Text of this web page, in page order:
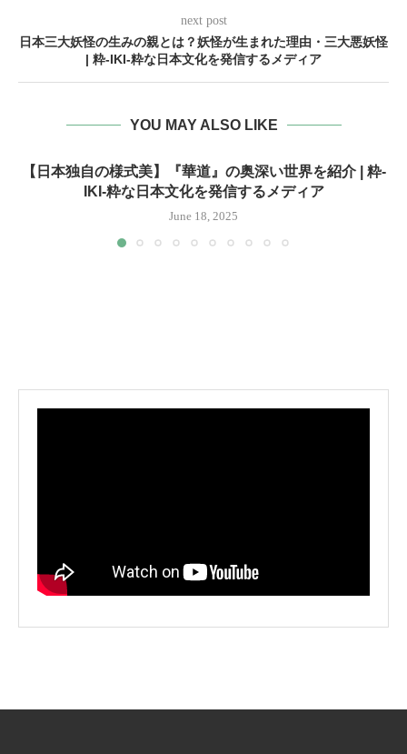
next post
日本三大妖怪の生みの親とは？妖怪が生まれた理由・三大悪妖怪
| 粋-IKI-粋な日本文化を発信するメディア
YOU MAY ALSO LIKE
【日本独自の様式美】『華道』の奥深い世界を紹介 | 粋-
IKI-粋な日本文化を発信するメディア
June 18, 2025